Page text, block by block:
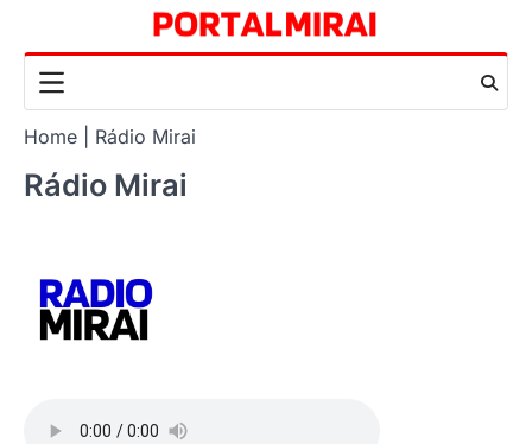
content
Home Rádio Mirai
Rádio Mirai